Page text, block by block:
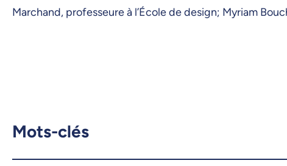
Marchand, professeure à l’École de design; Myriam
Mots-clés